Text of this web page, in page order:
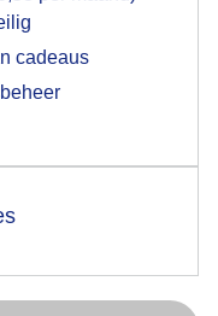
cadeaus
op hebt gegeven,
browser waarin
later